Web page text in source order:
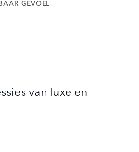
GEVOEL
van luxe en